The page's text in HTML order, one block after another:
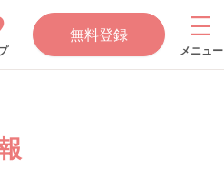
無料登録
メニュー